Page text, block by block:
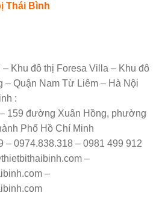
Phố Hồ Chí Minh
–
Tin tứcand tagged
công nghiệp
công nghiệp